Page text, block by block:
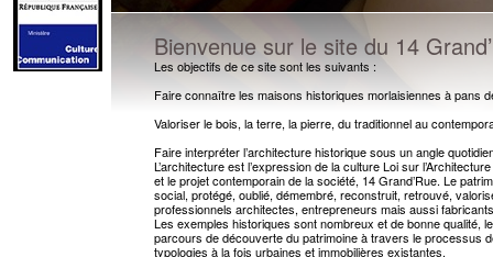
Les objectifs de ce site sont les suivants :
Faire connaître les maisons historiques morlaisiennes à pans
Valoriser le bois, la terre, la pierre, du traditionnel au
Faire interpréter l’architecture historique sous un angle
L’architecture est l’expression de la culture Loi sur
et le projet contemporain de la société, 14 Grand’Rue. Le
social, protégé, oublié, démembré, reconstruit, retrouvé,
professionnels architectes, entrepreneurs mais aussi
Les exemples historiques sont nombreux et de bonne qualité,
parcours de découverte du patrimoine à travers le processus
typologies à la fois urbaines et immobilières existantes.
Bienvenue sur le site du 14